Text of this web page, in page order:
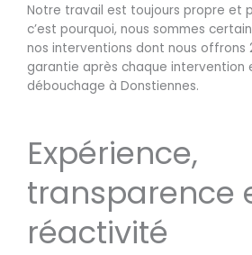
Notre travail est toujours propre et
c’est pourquoi, nous sommes
nos interventions dont nous offrons
garantie après chaque intervention
débouchage à Donstiennes.
Expérience,
transparence
réactivité